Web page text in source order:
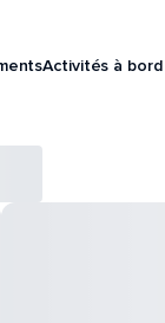
Activités à bord